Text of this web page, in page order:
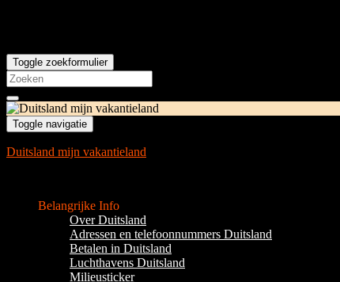
Toggle zoekformulier
Search
for:
Toggle navigatie
Duitsland mijn vakantieland
Belangrijke Info
Over Duitsland
Adressen en telefoonnummers Duitsland
Betalen in Duitsland
Luchthavens Duitsland
Milieusticker